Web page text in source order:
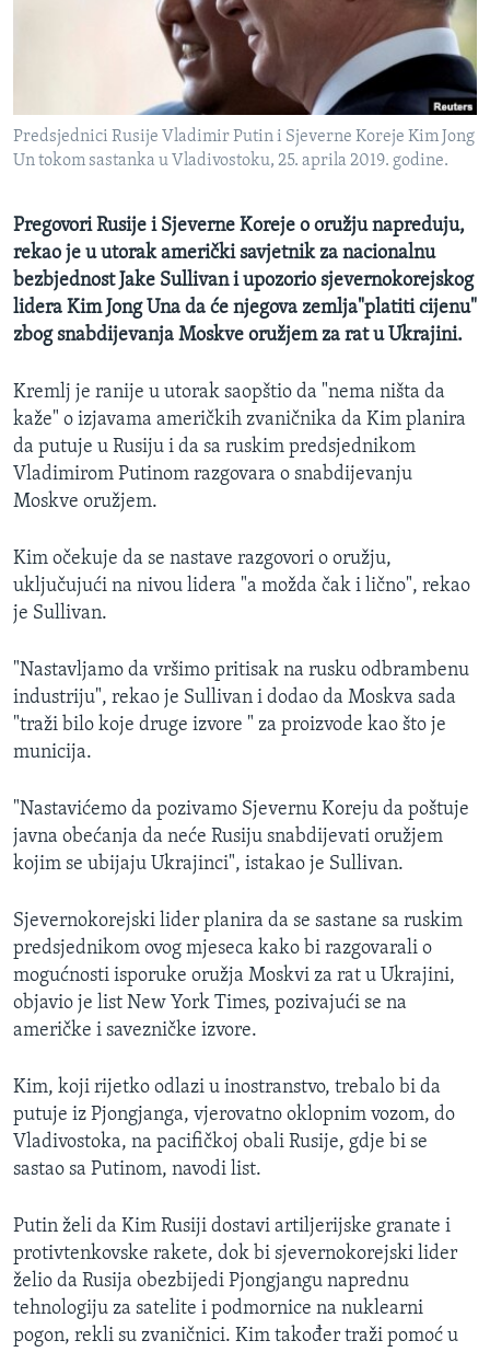
Learning English
Jezici
Predsjednici Rusije Vladimir Putin i Sjeverne Koreje Kim Jong
Un tokom sastanka u Vladivostoku, 25. aprila 2019. godine.
Pregovori Rusije i Sjeverne Koreje o oružju napreduju,
rekao je u utorak američki savjetnik za nacionalnu
bezbjednost Jake Sullivan i upozorio sjevernokorejskog
lidera Kim Jong Una da će njegova zemlja"platiti cijenu"
zbog snabdijevanja Moskve oružjem za rat u Ukrajini.
Kremlj je ranije u utorak saopštio da "nema ništa da
kaže" o izjavama američkih zvaničnika da Kim planira
da putuje u Rusiju i da sa ruskim predsjednikom
Vladimirom Putinom razgovara o snabdijevanju
Moskve oružjem.
Kim očekuje da se nastave razgovori o oružju,
uključujući na nivou lidera "a možda čak i lično", rekao
je Sullivan.
"Nastavljamo da vršimo pritisak na rusku odbrambenu
industriju", rekao je Sullivan i dodao da Moskva sada
"traži bilo koje druge izvore " za proizvode kao što je
municija.
"Nastavićemo da pozivamo Sjevernu Koreju da poštuje
javna obećanja da neće Rusiju snabdijevati oružjem
kojim se ubijaju Ukrajinci", istakao je Sullivan.
Sjevernokorejski lider planira da se sastane sa ruskim
predsjednikom ovog mjeseca kako bi razgovarali o
mogućnosti isporuke oružja Moskvi za rat u Ukrajini,
objavio je list New York Times, pozivajući se na
američke i savezničke izvore.
Kim, koji rijetko odlazi u inostranstvo, trebalo bi da
putuje iz Pjongjanga, vjerovatno oklopnim vozom, do
Vladivostoka, na pacifičkoj obali Rusije, gdje bi se
sastao sa Putinom, navodi list.
Putin želi da Kim Rusiji dostavi artiljerijske granate i
protivtenkovske rakete, dok bi sjevernokorejski lider
želio da Rusija obezbijedi Pjongjangu naprednu
tehnologiju za satelite i podmornice na nuklearni
pogon, rekli su zvaničnici. Kim također traži pomoć u